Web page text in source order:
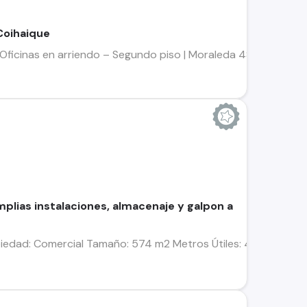
en arriendo – Segundo piso | Moraleda 480,
instalaciones, almacenaje y galpon a
Comercial Tamaño: 574 m2 Metros Útiles: 463 m²